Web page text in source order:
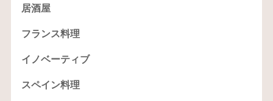
居酒屋
フランス料理
イノベーティブ
スペイン料理